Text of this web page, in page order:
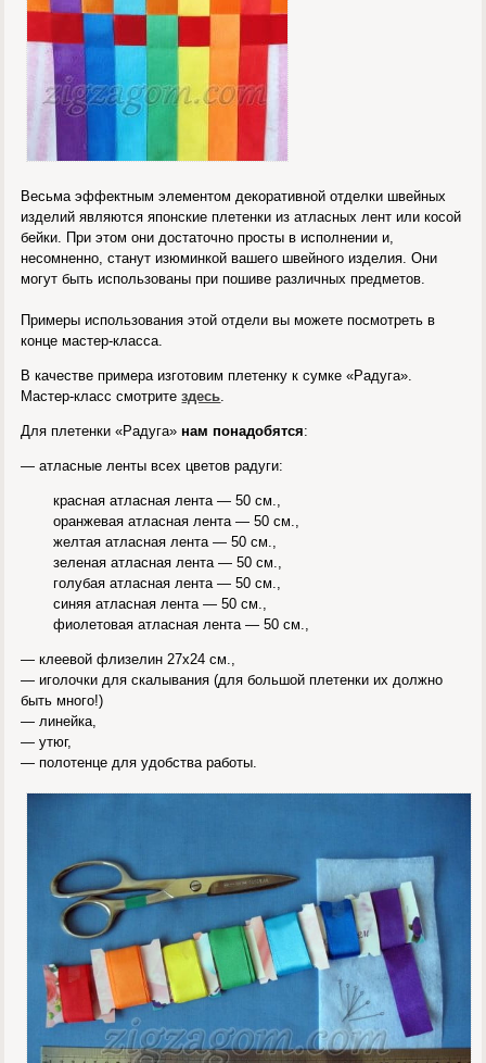
Весьма эффектным элементом декоративной отделки швейных
изделий являются японские плетенки из атласных лент или косой
бейки. При этом они достаточно просты в исполнении и,
несомненно, станут изюминкой вашего швейного изделия. Они
могут быть использованы при пошиве различных предметов.
Примеры использования этой отдели вы можете посмотреть в
конце мастер-класса.
В качестве примера изготовим плетенку к сумке «Радуга».
Мастер-класс смотритездесь.
Для плетенки «Радуга»нам понадобятся:
— атласные ленты всех цветов радуги:
красная атласная лента — 50 см.,
оранжевая атласная лента — 50 см.,
желтая атласная лента — 50 см.,
зеленая атласная лента — 50 см.,
голубая атласная лента — 50 см.,
синяя атласная лента — 50 см.,
фиолетовая атласная лента — 50 см.,
— клеевой флизелин 27х24 см.,
— иголочки для скалывания (для большой плетенки их должно
быть много!)
— линейка,
— утюг,
— полотенце для удобства работы.